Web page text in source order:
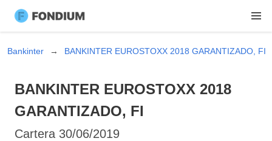
Bankinter BANKINTER EUROSTOXX 2018 GARANTIZADO, FI
BANKINTER EUROSTOXX 2018
GARANTIZADO, FI
Cartera 30/06/2019